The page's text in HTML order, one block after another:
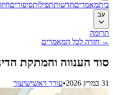
ביתמאמריםחדשותתפילותסיפורים
עב
תרומה
→ חזרה לכל המאמרים
סוד הענווה והמתקת
31 במרץ 2026 •עורך ראשישיעור